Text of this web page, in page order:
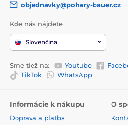
objednavky@pohary-bauer.cz
Kde nás nájdete
Slovenčina
Sme tiež na: Youtube
TikTok
WhatsApp
Informácie k nákupu
Doprava a platba
O